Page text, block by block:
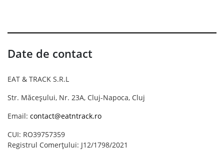
Date de contact
EAT & TRACK S.R.L
Str. Măceșului, Nr. 23A, Cluj-Napoca, Cluj
Email: contact@eatntrack.ro
CUI: RO39757359
Registrul Comerțului: J12/1798/2021